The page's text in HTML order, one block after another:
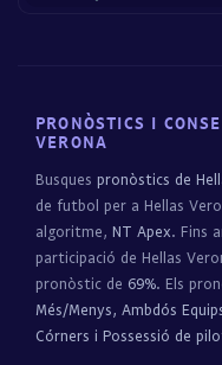
PRONÒSTICS I
VERONA
Busques pronòstics de
de futbol per a Hellas
algoritme, NT Apex. Fins
participació de Hellas
pronòstic de 69%. Els
Més/Menys, Ambdós
Córners i Possessió de